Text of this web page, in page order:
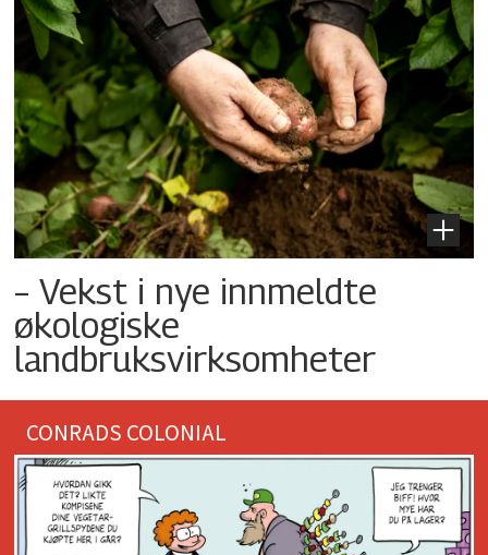
– Vekst i nye innmeldte
økologiske
landbruksvirksomheter
CONRADS COLONIAL